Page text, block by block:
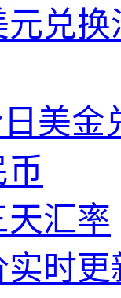
兑
美金
天汇率
时更